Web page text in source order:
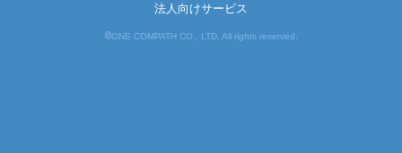
法人向けサービス
©ONE COMPATH CO., LTD. All rights reserved.